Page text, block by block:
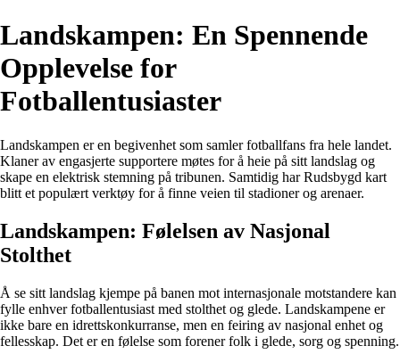
Landskampen: En Spennende
Opplevelse for
Fotballentusiaster
Landskampen er en begivenhet som samler fotballfans fra hele landet.
Klaner av engasjerte supportere møtes for å heie på sitt landslag og
skape en elektrisk stemning på tribunen. Samtidig har Rudsbygd kart
blitt et populært verktøy for å finne veien til stadioner og arenaer.
Landskampen: Følelsen av Nasjonal
Stolthet
Å se sitt landslag kjempe på banen mot internasjonale motstandere kan
fylle enhver fotballentusiast med stolthet og glede. Landskampene er
ikke bare en idrettskonkurranse, men en feiring av nasjonal enhet og
fellesskap. Det er en følelse som forener folk i glede, sorg og spenning.